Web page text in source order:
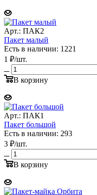
Арт.: ПАК2
Пакет малый
Есть в наличии: 1221
1 ₽/шт.
В корзину
Арт.: ПАК1
Пакет большой
Есть в наличии: 293
3 ₽/шт.
В корзину